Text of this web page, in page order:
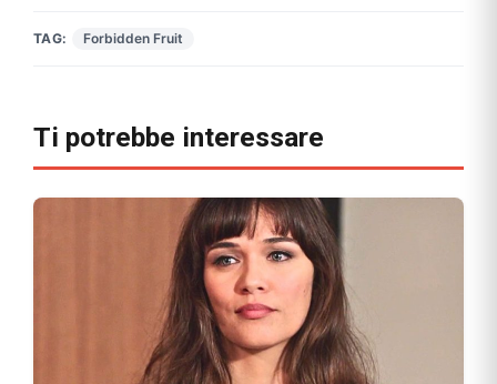
TAG: Forbidden Fruit
Ti potrebbe interessare